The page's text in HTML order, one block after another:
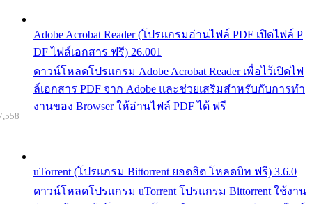
Adobe Acrobat Reader (โปรแกรมอ่านไฟล์ PDF เปิดไฟล์ P
DF ไฟล์เอกสาร ฟรี) 26.001
ดาวน์โหลดโปรแกรม Adobe Acrobat Reader เพื่อไว้เปิดไฟ
ล์เอกสาร PDF จาก Adobe และช่วยเสริมสำหรับกับการทำ
งานของ Browser ให้อ่านไฟล์ PDF ได้ ฟรี
uTorrent (โปรแกรม Bittorrent ยอดฮิต โหลดบิท ฟรี) 3.6.0
ดาวน์โหลดโปรแกรม uTorrent โปรแกรม Bittorrent ใช้งาน